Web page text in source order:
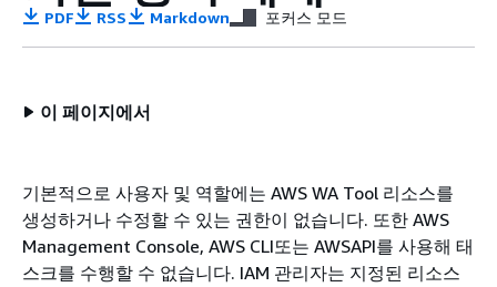
PDF RSS Markdown 포커스 모드
이 페이지에서
기본적으로 사용자 및 역할에는 AWS WA Tool 리소스를
생성하거나 수정할 수 있는 권한이 없습니다. 또한 AWS
Management Console, AWS CLI또는 AWSAPI를 사용해 태
스크를 수행할 수 없습니다. IAM 관리자는 지정된 리소스